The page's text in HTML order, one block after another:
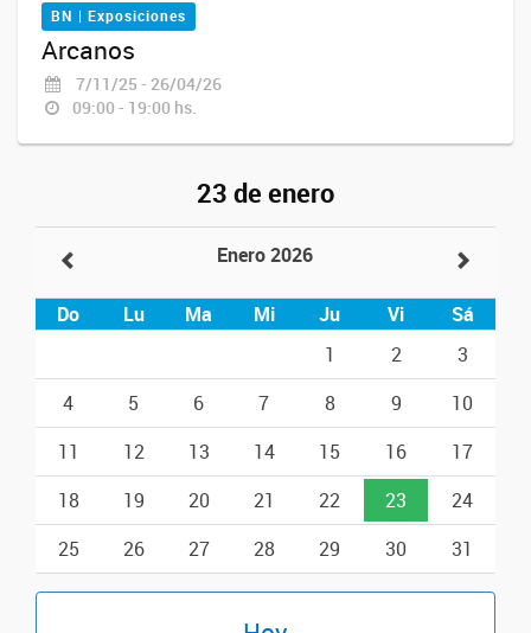
BN | Exposiciones
Arcanos
7/11/25 - 26/04/26
09:00 - 19:00 hs.
23 de enero
Enero 2026
Do Lu Ma Mi Ju Vi
Sá
1
2
3
4
5 6 7 8 9
10
11
12 13 14 15 16
17
18
19 20 21 22 23
24
25
26 27 28 29 30 31